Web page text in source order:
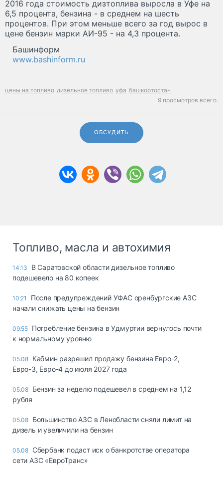
2016 года стоимость дизтоплива выросла в Уфе на
6,5 процента, бензина - в среднем на шесть
процентов. При этом меньше всего за год вырос в
цене бензин марки АИ-95 - на 4,3 процента.
Башинформ
www.bashinform.ru
цены на топливо дизельное топливо уфа башкортостан
9 просмотров всего.
ОБСУДИТЬ
Топливо, масла и автохимия
14:13
В Саратовской области дизельное топливо
подешевело на 80 копеек
10:21
После предупреждений УФАС оренбургские АЗС
начали снижать цены на бензин
09:55 Потребление бензина в Удмуртии вернулось почти
к нормальному уровню
05.08 Кабмин разрешил продажу бензина Евро-2,
Евро-3, Евро-4 до июля 2027 года
05.08 Бензин за неделю подешевел в среднем на 1,12
рубля
05.08 Большинство АЗС в Ленобласти сняли лимит на
дизель и увеличили на бензин
05.08 Сбербанк подаст иск о банкротстве оператора
сети АЗС «ЕвроТранс»